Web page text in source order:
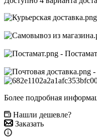
- Постамат
-
Более подробная
Нашли дешевле?
Заказать